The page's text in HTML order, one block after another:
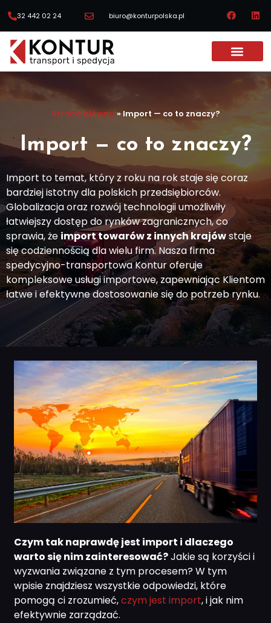
32 442 02 24 biuro@konturpolska.pl
Strona główna »Import — co to znaczy?
Import — co to znaczy?
Import to temat, który z roku na rok staje się coraz
bardziej istotny dla polskich przedsiębiorców.
Globalizacja oraz rozwój technologii umożliwiły
łatwiejszy dostęp do rynków zagranicznych, co
sprawia, że import towarów z innych krajówstaje
się codziennością dla wielu firm. Nasza firma
spedycyjno-transportowa Kontur oferuje
kompleksowe usługi importowe, zapewniając Klientom
łatwe i efektywne dostosowanie się do potrzeb rynku.
Czym tak naprawdę jest import i dlaczego
warto się nim zainteresować?Jakie są korzyści i
wyzwania związane z tym procesem? W tym
wpisie znajdziesz wszystkie odpowiedzi, które
pomogą ci zrozumieć,czym jest import, i jak nim
efektywnie zarządzać.